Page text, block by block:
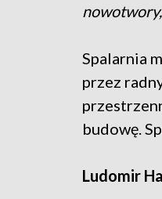
Spalarnia
przez
budowę.
Ludomir